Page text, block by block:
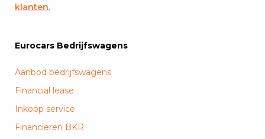
klanten.
Eurocars Bedrijfswagens
Aanbod bedrijfswagens
Financial lease
Inkoop service
Financieren BKR